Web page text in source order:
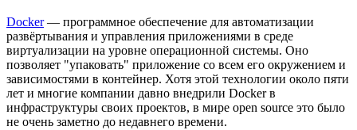
Docker— программное обеспечение для автоматизации
развёртывания и управления приложениями в среде
виртуализации на уровне операционной системы. Оно
позволяет "упаковать" приложение со всем его окружением и
зависимостями в контейнер. Хотя этой технологии около пяти
лет и многие компании давно внедрили Docker в
инфраструктуры своих проектов, в мире open source это было
не очень заметно до недавнего времени.